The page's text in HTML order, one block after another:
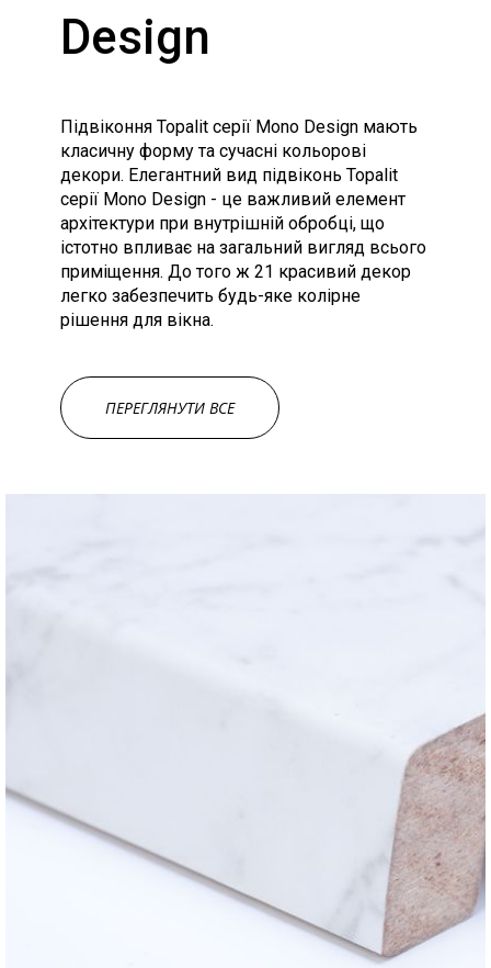
Design
Підвіконня Topalit серії Mono Design мають
класичну форму та сучасні кольорові
декори. Елегантний вид підвіконь Topalit
серії Mono Design - це важливий елемент
архітектури при внутрішній обробці, що
істотно впливає на загальний вигляд всього
приміщення. До того ж 21 красивий декор
легко забезпечить будь-яке колірне
рішення для вікна.
ПЕРЕГЛЯНУТИ ВСЕ